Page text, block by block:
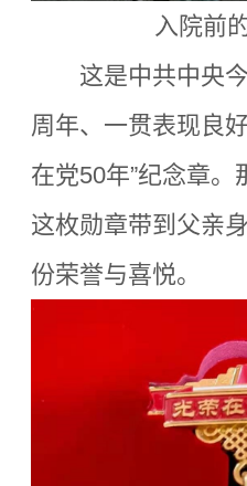
入院前
这是中共中央
周年、一贯表现良
在党50年”纪念章
这枚勋章带到父亲
份荣誉与喜悦。